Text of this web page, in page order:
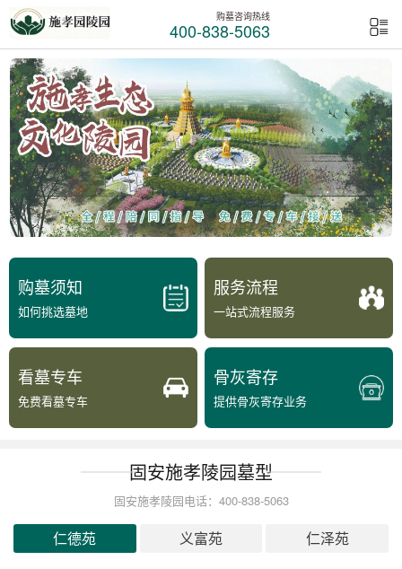
购墓咨询热线
400-838-5063
购墓须知
如何挑选墓地
服务流程
一站式流程服务
看墓专车
免费看墓专车
骨灰寄存
提供骨灰寄存业务
固安施孝陵园墓型
固安施孝陵园电话：400-838-5063
仁德苑 义富苑 仁泽苑